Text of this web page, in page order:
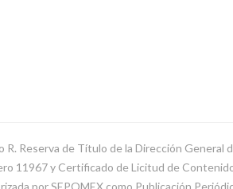
Reserva de Título de la Dirección General
11967 y Certificado de Licitud de
por SEPOMEX como Publicación